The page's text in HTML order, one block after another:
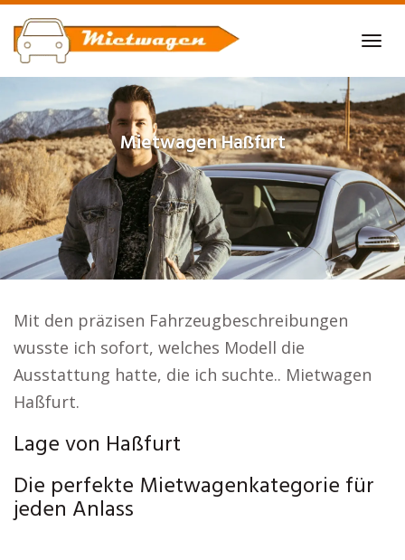
Skip
to
main
content
MietwagenHaßfurt
Mit den präzisen Fahrzeugbeschreibungen
wusste ich sofort, welches Modell die
Ausstattung hatte, die ich suchte.. Mietwagen
Haßfurt.
Lage von Haßfurt
Die perfekte Mietwagenkategorie für
jeden Anlass